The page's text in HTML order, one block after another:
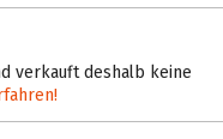
verkauft deshalb keine